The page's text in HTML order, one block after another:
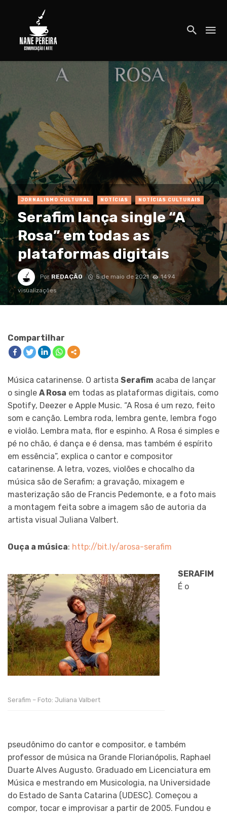
JORNALISMO CULTURAL NOTÍCIAS NOTÍCIAS CULTURAIS
Serafim lança single “A
Rosa” em todas as
plataformas digitais
Por REDAÇÃO 5 de maio de 2021
1494
visualizações
Compartilhar
Música catarinense. O artista Serafim acaba de lançar
o single A Rosa em todas as plataformas digitais, como
Spotify, Deezer e Apple Music. “A Rosa é um rezo, feito
som e canção. Lembra roda, lembra gente, lembra fogo
e violão. Lembra mata, flor e espinho. A Rosa é simples e
pé no chão, é dança e é densa, mas também é espírito
em essência”, explica o cantor e compositor
catarinense. A letra, vozes, violões e chocalho da
música são de Serafim; a gravação, mixagem e
masterização são de Francis Pedemonte, e a foto mais
a montagem feita sobre a imagem são de autoria da
artista visual Juliana Valbert.
Ouça a música: http://bit.ly/arosa-serafim
Serafim – Foto: Juliana Valbert
SERAFIM
É o
pseudônimo do cantor e compositor, e também
professor de música na Grande Florianópolis, Raphael
Duarte Alves Augusto. Graduado em Licenciatura em
Música e mestrando em Musicologia, na Universidade
do Estado de Santa Catarina (UDESC). Começou a
compor, tocar e improvisar a partir de 2005. Fundou e